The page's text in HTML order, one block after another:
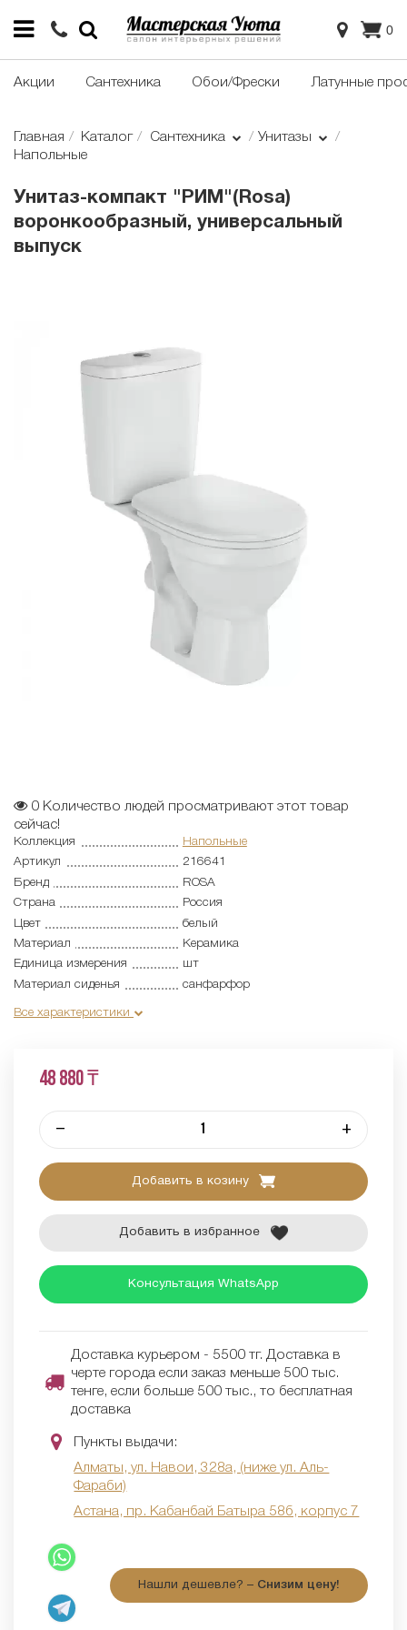
0
Акции Сантехника Обои/Фрески Латунные
Главная Каталог Сантехника
Унитазы
Напольные
Унитаз-компакт "РИМ"(Rosa)
воронкообразный, универсальный
выпуск
0 Количество людей просматривают этот товар
сейчас!
Коллекция
Напольные
Артикул
216641
Бренд
ROSA
Страна
Россия
Цвет
белый
Материал
Керамика
Единица измерения
шт
Материал сиденья
санфарфор
Все характеристики
48 880 ₸
– +
Добавить в козину
Добавить в избранное
Консультация WhatsApp
Доставка курьером - 5500 тг. Доставка в
черте города если заказ меньше 500 тыс.
тенге, если больше 500 тыс., то бесплатная
доставка
Пункты выдачи:
Алматы, ул. Навои, 328а, (ниже ул. Аль-
Фараби)
Астана, пр. Кабанбай Батыра 58б, корпус 7
Нашли дешевле? – Снизим цену!